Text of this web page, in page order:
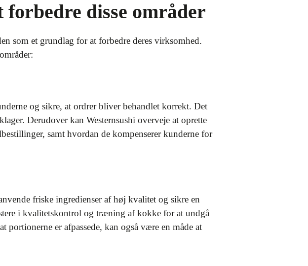
disse områder
som et grundlag for at forbedre deres virksomhed.
og sikre, at ordrer bliver behandlet korrekt. Det
Derudover kan Westernsushi overveje at oprette
samt hvordan de kompenserer kunderne for
friske ingredienser af høj kvalitet og sikre en
i kvalitetskontrol og træning af kokke for at undgå
er afpassede, kan også være en måde at